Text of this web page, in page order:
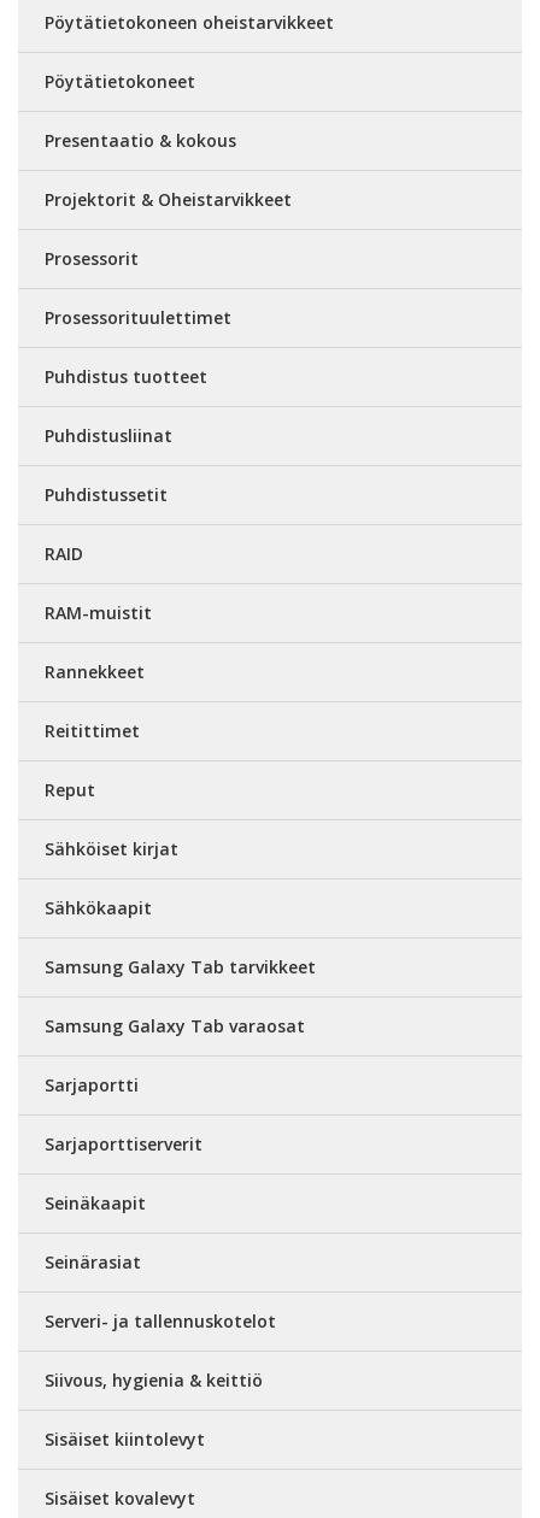
Pöytätietokoneen oheistarvikkeet
Pöytätietokoneet
Presentaatio & kokous
Projektorit & Oheistarvikkeet
Prosessorit
Prosessorituulettimet
Puhdistus tuotteet
Puhdistusliinat
Puhdistussetit
RAID
RAM-muistit
Rannekkeet
Reitittimet
Reput
Sähköiset kirjat
Sähkökaapit
Samsung Galaxy Tab tarvikkeet
Samsung Galaxy Tab varaosat
Sarjaportti
Sarjaporttiserverit
Seinäkaapit
Seinärasiat
Serveri- ja tallennuskotelot
Siivous, hygienia & keittiö
Sisäiset kiintolevyt
Sisäiset kovalevyt